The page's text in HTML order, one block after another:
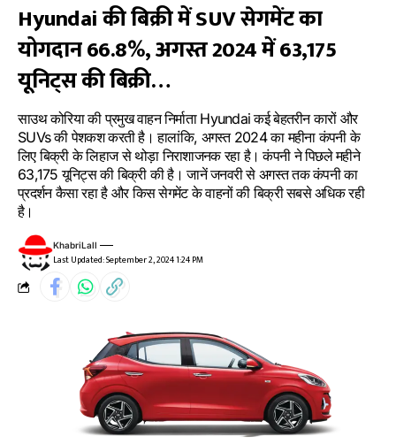
Hyundai की बिक्री में SUV सेगमेंट का
योगदान 66.8%, अगस्त 2024 में 63,175
यूनिट्स की बिक्री…
साउथ कोरिया की प्रमुख वाहन निर्माता Hyundai कई बेहतरीन कारों और
SUVs की पेशकश करती है। हालांकि, अगस्त 2024 का महीना कंपनी के
लिए बिक्री के लिहाज से थोड़ा निराशाजनक रहा है। कंपनी ने पिछले महीने
63,175 यूनिट्स की बिक्री की है। जानें जनवरी से अगस्त तक कंपनी का
प्रदर्शन कैसा रहा है और किस सेगमेंट के वाहनों की बिक्री सबसे अधिक रही
है।
Last Updated: September 2, 2024 1:24 PM
KhabriLall